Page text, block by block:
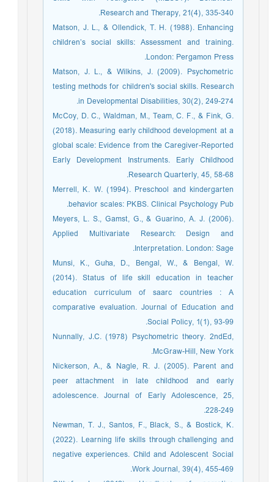
Research and Therapy, 21(4), 335-340.
Matson, J. L., & Ollendick, T. H. (1988). Enhancing
children’s social skills: Assessment and training.
London: Pergamon Press.
Matson, J. L., & Wilkins, J. (2009). Psychometric
testing methods for children's social skills. Research
in Developmental Disabilities, 30(2), 249-274.
McCoy, D. C., Waldman, M., Team, C. F., & Fink, G.
(2018). Measuring early childhood development at a
global scale: Evidence from the Caregiver-Reported
Early Development Instruments. Early Childhood
Research Quarterly, 45, 58-68.
Merrell, K. W. (1994). Preschool and kindergarten
behavior scales: PKBS. Clinical Psychology Pub.
Meyers, L. S., Gamst, G., & Guarino, A. J. (2006).
Applied Multivariate Research: Design and
Interpretation. London: Sage.
Munsi, K., Guha, D., Bengal, W., & Bengal, W.
(2014). Status of life skill education in teacher
education curriculum of saarc countries : A
comparative evaluation. Journal of Education and
Social Policy, 1(1), 93-99.
Nunnally, J.C. (1978) Psychometric theory. 2ndEd,
McGraw-Hill, New York.
Nickerson, A., & Nagle, R. J. (2005). Parent and
peer attachment in late childhood and early
adolescence. Journal of Early Adolescence, 25,
228-249.
Newman, T. J., Santos, F., Black, S., & Bostick, K.
(2022). Learning life skills through challenging and
negative experiences. Child and Adolescent Social
Work Journal, 39(4), 455-469.